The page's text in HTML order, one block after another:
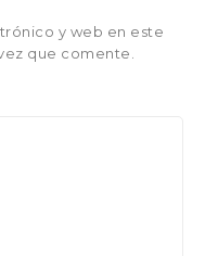
y web en este
que comente.